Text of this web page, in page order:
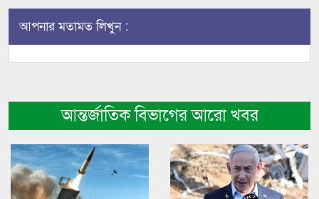
আপনার মতামত লিখুন :
আন্তর্জাতিক বিভাগের আরো খবর